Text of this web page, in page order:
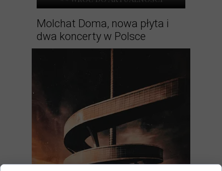
Galeria
Kontakt
Molchat Doma, nowa płyta i
dwa koncerty w Polsce